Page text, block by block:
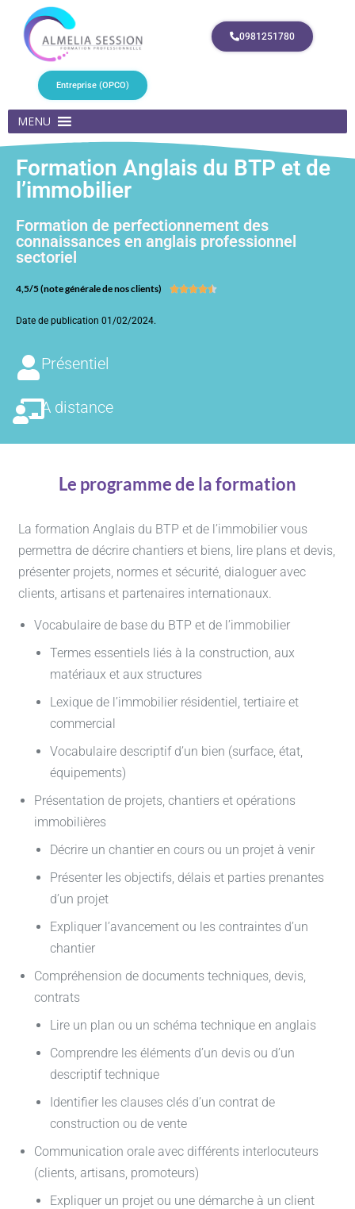
0981251780
Entreprise (OPCO)
MENU
Formation Anglais du BTP et de
l’immobilier
Formation de perfectionnement des
connaissances en anglais professionnel
sectoriel
4,5/5 (note générale de nos clients) 
Date de publication 01/02/2024.
Présentiel
A distance
Le programme de la formation
La formation Anglais du BTP et de l’immobilier vous
permettra de décrire chantiers et biens, lire plans et devis,
présenter projets, normes et sécurité, dialoguer avec
clients, artisans et partenaires internationaux.
Vocabulaire de base du BTP et de l’immobilier
Termes essentiels liés à la construction, aux
matériaux et aux structures
Lexique de l’immobilier résidentiel, tertiaire et
commercial
Vocabulaire descriptif d’un bien (surface, état,
équipements)
Présentation de projets, chantiers et opérations
immobilières
Décrire un chantier en cours ou un projet à venir
Présenter les objectifs, délais et parties prenantes
d’un projet
Expliquer l’avancement ou les contraintes d’un
chantier
Compréhension de documents techniques, devis,
contrats
Lire un plan ou un schéma technique en anglais
Comprendre les éléments d’un devis ou d’un
descriptif technique
Identifier les clauses clés d’un contrat de
construction ou de vente
Communication orale avec différents interlocuteurs
(clients, artisans, promoteurs)
Expliquer un projet ou une démarche à un client